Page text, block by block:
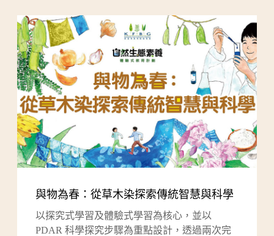
與物為春：從草木染探索傳統智慧與科學
以探究式學習及體驗式學習為核心，並以
PDAR 科學探究步驟為重點設計，透過兩次完